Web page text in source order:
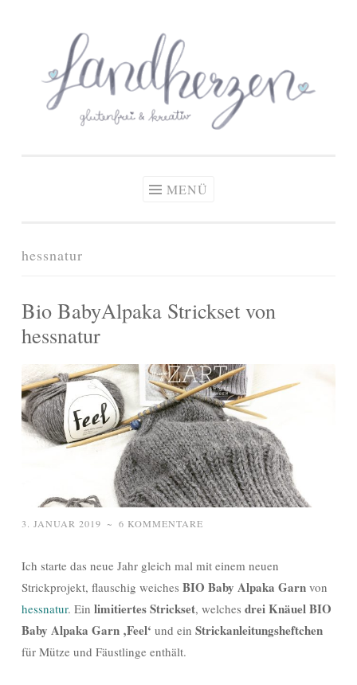
springen
Zöliakie, glutenfreie Ernährung
MENÜ
hessnatur
Bio BabyAlpaka Strickset von
hessnatur
3. JANUAR 2019 ~ 6 KOMMENTARE
Ich starte das neue Jahr gleich mal mit einem neuen
Strickprojekt, flauschig weiches BIO Baby Alpaka Garn von
hessnatur. Ein limitiertes Strickset, welches drei Knäuel BIO
Baby Alpaka Garn ‚Feel‘ und ein Strickanleitungsheftchen
für Mütze und Fäustlinge enthält.